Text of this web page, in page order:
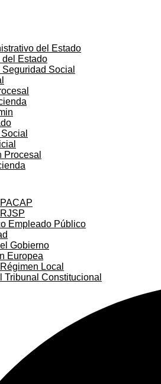
del Estado
Estado
Social
Procesal
Empleado Público
Gobierno
Europea
Local
Tribunal Constitucional